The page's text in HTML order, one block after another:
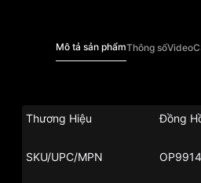
Mô tả sản phẩmThông sốVideo
Thương Hiệu Đồng
SKU/UPC/MPN